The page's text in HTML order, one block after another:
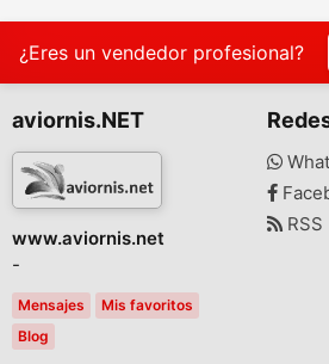
¿Eres un vendedor profesional?
aviornis.NET
www.aviornis.net
-
Mensajes
Mis favoritos
Blog
RSS